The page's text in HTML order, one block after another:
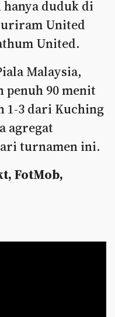
hanya duduk di
United
United.
Malaysia,
penuh 90 menit
1-3 dari Kuching
agregat
turnamen ini.
FotMob,